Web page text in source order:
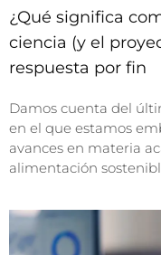
¿Qué significa
ciencia (y el
respuesta por fin
Damos cuenta del
en el que estamos
avances en materia
alimentación